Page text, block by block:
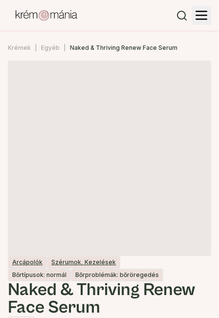
Krémek Egyéb Naked & Thriving Renew Face Serum
Arcápolók
Szérumok, Kezelések
Bőrtípusok: normál
Bőrproblémák: bőröregedés
Naked & Thriving Renew
Face Serum